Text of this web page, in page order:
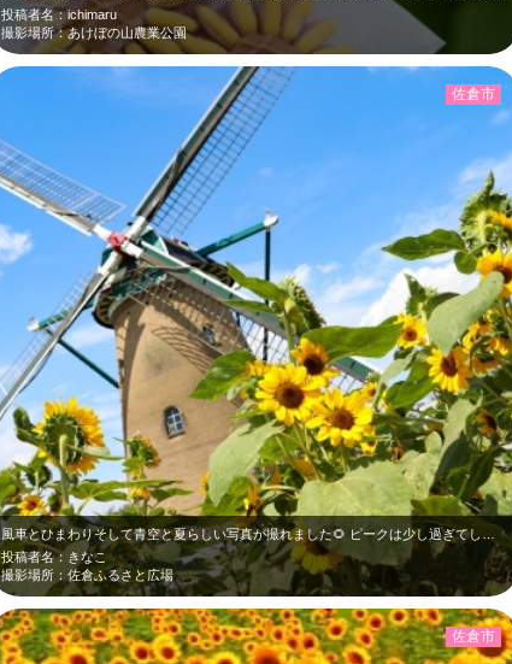
投稿者名：ichimaru
撮影場所：あけぼの山農業公園
投稿者名：きなこ
撮影場所：佐倉ふるさと広場
佐倉市
佐倉市